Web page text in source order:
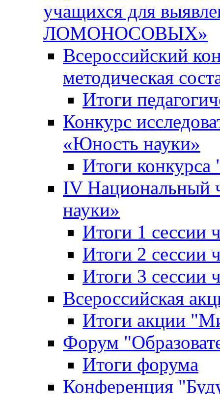
учащихся для
ЛОМОНОСОВЫХ»
Всероссийский
методическая
Итоги
Конкурс
«Юность науки»
Итоги
IV
науки»
Итоги 1 сессии
Итоги 2 сессии
Итоги 3 сессии
Всероссийская
Итоги акции
Форум
Итоги форума
Конференция